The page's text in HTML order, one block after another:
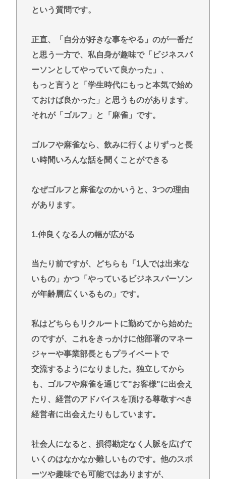
という質問です。
正直、「自分が好きな事をやる」のが一番だ
と思う一方で、私自身が趣味で「ビジネスパ
ーソンとしてやっていて良かった」、
もっと言うと「学生時代にもっと本気で始め
ておけば良かった」と思うものがあります。
それが「ゴルフ」と「麻雀」です。
ゴルフや麻雀なら、飲みに行くよりずっと長
い時間いろんな話を聞くことができる
なぜゴルフと麻雀なのかいうと、3つの理由
があります。
1.仲良くなる人の幅が広がる
当たり前ですが、どちらも「1人では出来な
いもの」かつ「やっているビジネスパーソン
が年齢層広くいるもの」です。
私はどちらもリクルートに勤めてから始めた
のですが、これをきっかけに他部署のマネー
ジャーや事業部長ともプライベートで
交流するようになりました。独立してから
も、ゴルフや麻雀を通じて"お客様"に出会え
たり、経営のアドバイスを頂ける尊敬すべき
経営者に出会えたりもしています。
社会人になると、損得勘定なく人脈を広げて
いくのはなかなか難しいものです。他のスポ
ーツや趣味でも可能ではありますが、